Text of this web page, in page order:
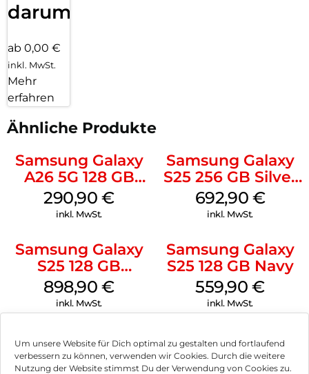
Um unsere Website für Dich optimal zu gestalten und fortlaufend
verbessern zu können, verwenden wir Cookies. Durch die weitere
Nutzung der Website stimmst Du der Verwendung von Cookies zu.
darum!
ab 0,00 €
inkl. MwSt.
Mehr
erfahren
Ähnliche Produkte
Samsung Galaxy
A26 5G 128 GB
White
290,90€
inkl. MwSt.
Samsung Galaxy
S25 256 GB Silver
Shadow
692,90 €
inkl. MwSt.
Samsung Galaxy
S25 128 GB
Icyblue
898,90€
inkl. MwSt.
Samsung Galaxy
S25 128 GB Navy
559,90€
inkl. MwSt.
Samsung Galaxy
A16 LTE 128 GB
Doro Leva L10
Graphite